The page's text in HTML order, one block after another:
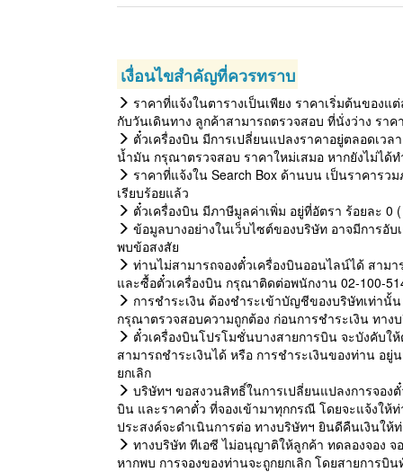
เงื่อนไขสำคัญที่ควรทราบ
ราคาที่แจ้งในตารางเป็นเพียง ราคาเริ่มต้นของ
กับวันเดินทาง ลูกค้าสามารถตรวจสอบ ที่นั่งว่าง รา
ตั๋วเครื่องบิน มีการเปลี่ยนแปลงราคาอยู่ตลอดเว
น้ำมัน กรุณาตรวจสอบ ราคาใหม่เสมอ หากยังไม่ได้
ราคาที่แจ้งใน Search Box ด้านบน เป็นราคาร
เรียบร้อยแล้ว
ตั๋วเครื่องบิน มีภาษีมูลค่าเพิ่ม อยู่ที่อัตรา ร้อยละ 0
ข้อมูลบางอย่างในเว็บไซต์ของบริษัท อาจมีการอั
พบข้อสงสัย
ท่านไม่สามารถจองตั๋วเครื่องบินออนไลน์ได้ สาม
และซื้อตั๋วเครื่องบิน กรุณาติดต่อพนักงาน 02-100-
การชำระเงิน ต้องชำระเข้าบัญชีของบริษัทเท่า
กรุณาตรวจสอบความถูกต้อง ก่อนการชำระเงิน ทา
ตั๋วเครื่องบินโปรโมชั่นบางสายการบิน จะบังคับใ
สามารถชำระเงินได้ หรือ การชำระเงินของท่าน อ
ยกเลิก
บริษัทฯ ขอสงวนสิทธิ์ในการเปลี่ยนแปลงการจอง
บิน และราคาตั๋ว ที่จองเข้ามาทุกกรณี โดยจะแจ้งให้
ประสงค์จะดำเนินการต่อ ทางบริษัทฯ ยินดีคืนเงินให้
ทางบริษัท ทีเอซี ไม่อนุญาติให้ลูกค้า ทดลองจอง
หากพบ การจองของท่านจะถูกยกเลิก โดยสายการ